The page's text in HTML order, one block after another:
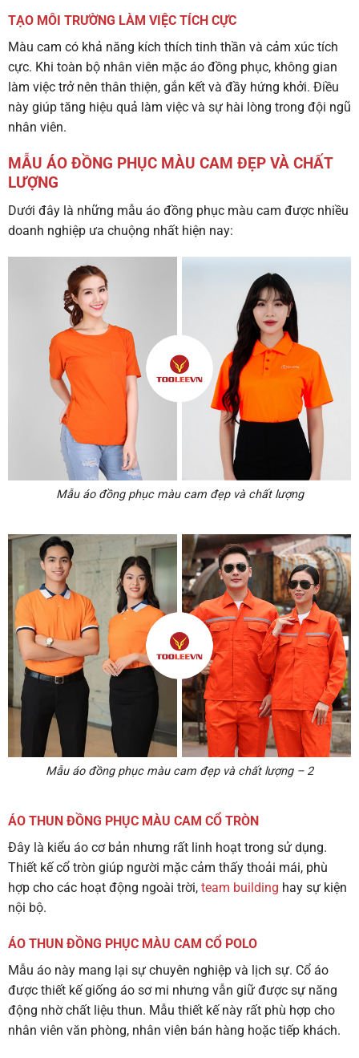
TẠO MÔI TRƯỜNG LÀM VIỆC TÍCH CỰC
Màu cam có khả năng kích thích tinh thần và cảm xúc tích
cực. Khi toàn bộ nhân viên mặc áo đồng phục, không gian
làm việc trở nên thân thiện, gắn kết và đầy hứng khởi. Điều
này giúp tăng hiệu quả làm việc và sự hài lòng trong đội ngũ
nhân viên.
MẪU ÁO ĐỒNG PHỤC MÀU CAM ĐẸP VÀ CHẤT
LƯỢNG
Dưới đây là những mẫu áo đồng phục màu cam được nhiều
doanh nghiệp ưa chuộng nhất hiện nay:
Mẫu áo đồng phục màu cam đẹp và chất lượng
Mẫu áo đồng phục màu cam đẹp và chất lượng – 2
ÁO THUN ĐỒNG PHỤC MÀU CAM CỔ TRÒN
Đây là kiểu áo cơ bản nhưng rất linh hoạt trong sử dụng.
Thiết kế cổ tròn giúp người mặc cảm thấy thoải mái, phù
hợp cho các hoạt động ngoài trời, team building hay sự kiện
nội bộ.
ÁO THUN ĐỒNG PHỤC MÀU CAM CỔ POLO
Mẫu áo này mang lại sự chuyên nghiệp và lịch sự. Cổ áo
được thiết kế giống áo sơ mi nhưng vẫn giữ được sự năng
động nhờ chất liệu thun. Mẫu thiết kế này rất phù hợp cho
nhân viên văn phòng, nhân viên bán hàng hoặc tiếp khách.